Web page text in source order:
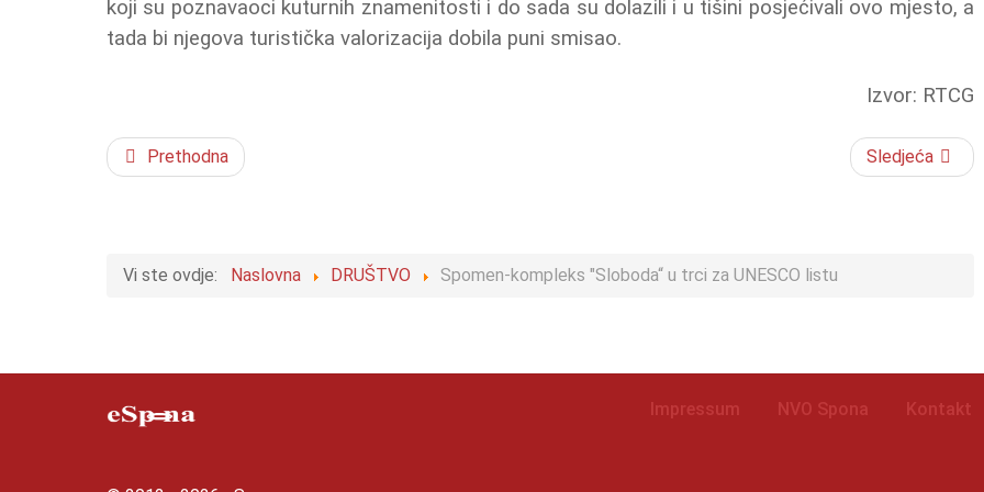
koji su poznavaoci kuturnih znamenitosti i do sada su dolazili i u tišini posjećivali ovo mjesto, a
tada bi njegova turistička valorizacija dobila puni smisao.
Izvor: RTCG
Prethodna Sledjeća
Vi ste ovdje: Naslovna DRUŠTVO Spomen-kompleks "Sloboda“ u trci za UNESCO listu
Impressum NVO Spona Kontakt